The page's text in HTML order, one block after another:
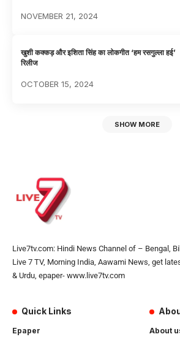
NOVEMBER 21, 2024
खुशी कक्कड़ और इशिता सिंह का लोकगीत ‘हम रसगुल्ला हई’
रिलीज
OCTOBER 15, 2024
SHOW MORE
Live7tv.com: Hindi News Channel of – Bengal,
Live 7 TV, Morning India, Aawami News, get
& Urdu, epaper- www.live7tv.com
Quick Links
Epaper
About